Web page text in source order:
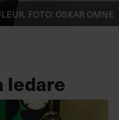
Foto: Oskar Omne
ledare